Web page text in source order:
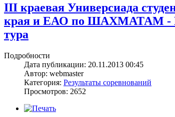
III краевая Универсиада
края и ЕАО по ШАХМАТАМ -
тура
Подробности
Дата публикации: 20.11.2013 00:45
Автор: webmaster
Категория: Результаты соревнований
Просмотров: 2652